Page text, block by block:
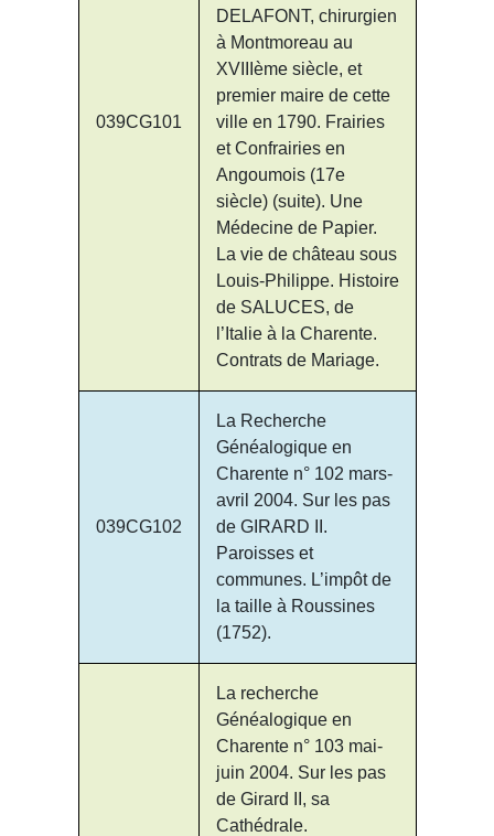
039CG101
DELAFONT, chirurgien
à Montmoreau au
XVIIIème siècle, et
premier maire de cette
ville en 1790. Frairies
et Confrairies en
Angoumois (17e
siècle) (suite). Une
Médecine de Papier.
La vie de château sous
Louis-Philippe. Histoire
de SALUCES, de
l’Italie à la Charente.
Contrats de Mariage.
039CG102
La Recherche
Généalogique en
Charente n° 102 mars-
avril 2004. Sur les pas
de GIRARD II.
Paroisses et
communes. L’impôt de
la taille à Roussines
(1752).
La recherche
Généalogique en
Charente n° 103 mai-
juin 2004. Sur les pas
de Girard II, sa
Cathédrale.